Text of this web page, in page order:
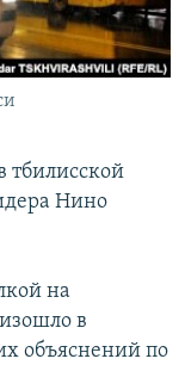
тбилисской
Нино
на
в
объяснений по